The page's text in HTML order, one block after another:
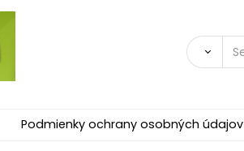
Podmienky ochrany osobných údajov